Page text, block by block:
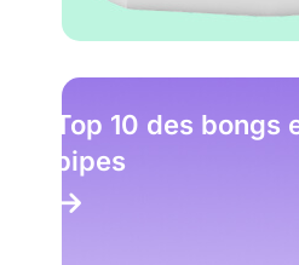
Top 10 des bongs
pipes